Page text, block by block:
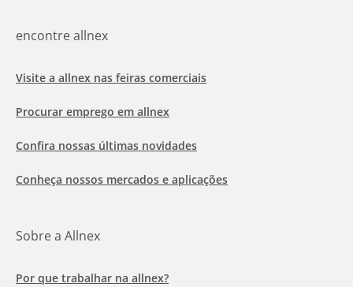
encontre allnex
Visite a allnex nas feiras comerciais
Procurar emprego em allnex
Confira nossas últimas novidades
Conheça nossos mercados e aplicações
Sobre a Allnex
Por que trabalhar na allnex?